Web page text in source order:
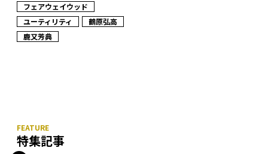
フェアウェイウッド
ユーティリティ
鶴原弘高
鹿又芳典
特集記事